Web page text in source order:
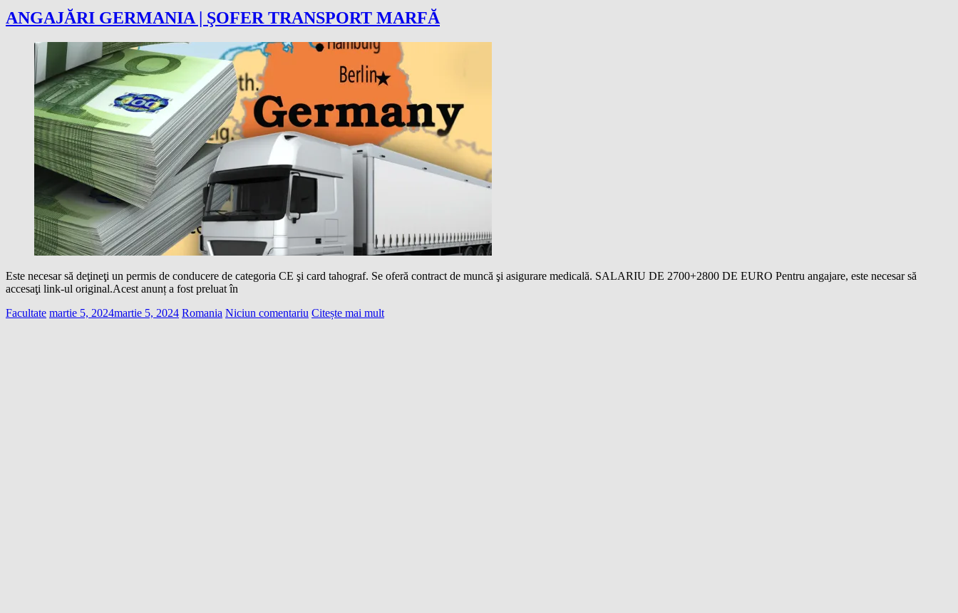
ANGAJĂRI GERMANIA | ŞOFER TRANSPORT MARFĂ
Este necesar să deţineţi un permis de conducere de categoria CE şi card tahograf. Se oferă contract de muncă şi asigurare medicală. SALARIU DE 2700+2800 DE EURO Pentru angajare, este necesar să
accesaţi link-ul original.Acest anunț a fost preluat în
Facultate martie 5, 2024martie 5, 2024 Romania Niciun comentariu Citește mai mult